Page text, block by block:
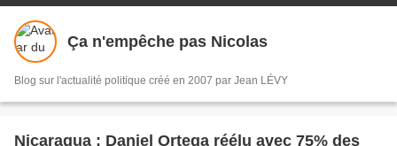
Ça n'empêche pas Nicolas
Blog sur l'actualité politique créé en 2007 par Jean LÉVY
Nicaragua : Daniel Ortega réélu avec 75% des